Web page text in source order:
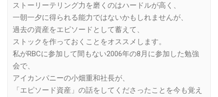
ストーリーテリング力を磨くのはハードルが高く、
一朝一夕に得られる能力ではないかもしれませんが、
過去の資産をエピソードとして蓄えて、
ストックを作っておくことをオススメします。
私がRBCに参加して間もない2006年の8月に参加した勉強
会で、
アイカンパニーの小畑重和社長が、
「エピソード資産」の話をしてくださったことを今も覚え